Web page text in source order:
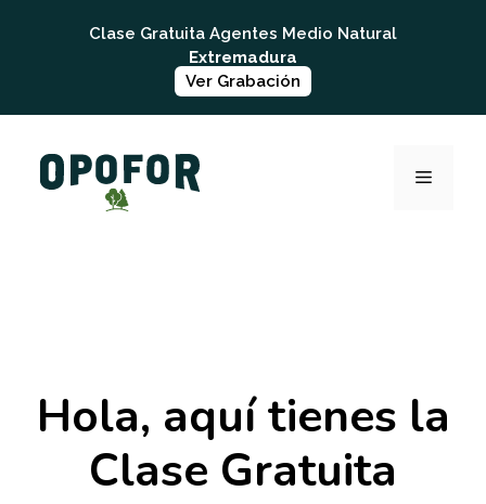
Clase Gratuita Agentes Medio Natural
Extremadura
Ver Grabación
MENÚ
Hola, aquítienes la
Clase Gratuita